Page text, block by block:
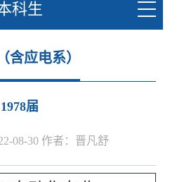
科生
含应电系）
1978届
08-30 作者：晋凡舒